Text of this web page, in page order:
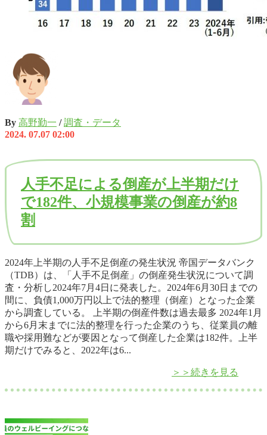
By 高野勤一 /調査・データ
2024. 07.07 02:00
人手不足による倒産が上半期だけ
で182件、小規模事業の倒産が約8
割
2024年上半期の人手不足倒産の発生状況 帝国データバンク
（TDB）は、「人手不足倒産」の倒産発生状況について調
査・分析し2024年7月4日に発表した。2024年6月30日までの
間に、負債1,000万円以上で法的整理（倒産）となった企業
から調査している。 上半期の倒産件数は過去最多 2024年1月
から6月末までに法的整理を行った企業のうち、従業員の離
職や採用難などが要因となって倒産した企業は182件。上半
期だけでみると、2022年は6...
＞＞続きを見る